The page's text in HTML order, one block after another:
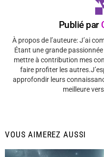
Publié par
À propos de l’auteure: J’ai
Étant une grande
mettre à contribution mes
faire profiter les
approfondir leurs
meilleure
VOUS AIMEREZ AUSSI